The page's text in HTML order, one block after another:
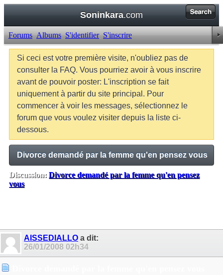
Soninkara.com
Forums Albums S'identifier S'inscrire
Si ceci est votre première visite, n'oubliez pas de
consulter la FAQ. Vous pourriez avoir à vous inscrire
avant de pouvoir poster: L'inscription se fait
uniquement à partir du site principal. Pour
commencer à voir les messages, sélectionnez le
forum que vous voulez visiter depuis la liste ci-
dessous.
Divorce demandé par la femme qu'en pensez vous
Discussion: Divorce demandé par la femme qu'en pensez
vous
AISSEDIALLO a dit:
26/01/2008 02h34